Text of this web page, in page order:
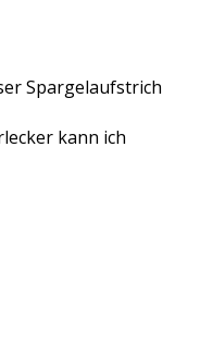
Spargelaufstrich
kann ich